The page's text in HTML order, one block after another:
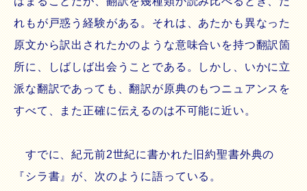
れもが戸惑う経験がある。それは、あたかも異なった
原文から訳出されたかのような意味合いを持つ翻訳箇
所に、しばしば出会うことである。しかし、いかに立
派な翻訳であっても、翻訳が原典のもつニュアンスを
すべて、また正確に伝えるのは不可能に近い。
すでに、紀元前2世紀に書かれた旧約聖書外典の
『シラ書』が、次のように語っている。